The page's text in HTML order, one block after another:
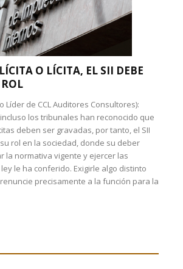
O LÍCITA, EL SII DEBE
Líder de CCL Auditores Consultores):
los tribunales han reconocido que
deben ser gravadas, por tanto, el SII
rol en la sociedad, donde su deber
la normativa vigente y ejercer las
le ha conferido. Exigirle algo distinto
precisamente a la función para la